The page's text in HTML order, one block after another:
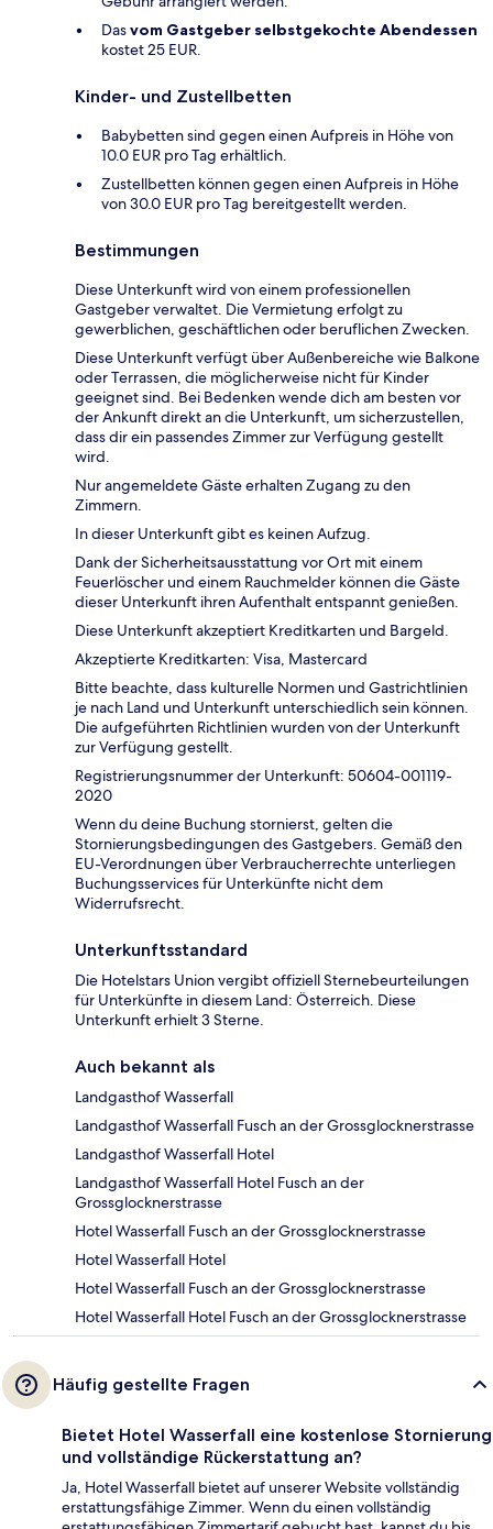
Dasvom Gastgeber selbstgekochte Abendessen
kostet 25 EUR.
Kinder- und Zustellbetten
Babybetten sind gegen einen Aufpreis in Höhe von
10.0 EUR pro Tag erhältlich.
Zustellbetten können gegen einen Aufpreis in Höhe
von 30.0 EUR pro Tag bereitgestellt werden.
Bestimmungen
Diese Unterkunft wird von einem professionellen
Gastgeber verwaltet. Die Vermietung erfolgt zu
gewerblichen, geschäftlichen oder beruflichen Zwecken.
Diese Unterkunft verfügt über Außenbereiche wie Balkone
oder Terrassen, die möglicherweise nicht für Kinder
geeignet sind. Bei Bedenken wende dich am besten vor
der Ankunft direkt an die Unterkunft, um sicherzustellen,
dass dir ein passendes Zimmer zur Verfügung gestellt
wird.
Nur angemeldete Gäste erhalten Zugang zu den
Zimmern.
In dieser Unterkunft gibt es keinen Aufzug.
Dank der Sicherheitsausstattung vor Ort mit einem
Feuerlöscher und einem Rauchmelder können die Gäste
dieser Unterkunft ihren Aufenthalt entspannt genießen.
Diese Unterkunft akzeptiert Kreditkarten und Bargeld.
Akzeptierte Kreditkarten: Visa, Mastercard
Bitte beachte, dass kulturelle Normen und Gastrichtlinien
je nach Land und Unterkunft unterschiedlich sein können.
Die aufgeführten Richtlinien wurden von der Unterkunft
zur Verfügung gestellt.
Registrierungsnummer der Unterkunft: 50604-001119-
2020
Wenn du deine Buchung stornierst, gelten die
Stornierungsbedingungen des Gastgebers. Gemäß den
EU-Verordnungen über Verbraucherrechte unterliegen
Buchungsservices für Unterkünfte nicht dem
Widerrufsrecht.
Unterkunftsstandard
Die Hotelstars Union vergibt offiziell Sternebeurteilungen
für Unterkünfte in diesem Land: Österreich. Diese
Unterkunft erhielt 3 Sterne.
Auch bekannt als
Landgasthof Wasserfall
Landgasthof Wasserfall Fusch an der Grossglocknerstrasse
Landgasthof Wasserfall Hotel
Landgasthof Wasserfall Hotel Fusch an der
Grossglocknerstrasse
Hotel Wasserfall Fusch an der Grossglocknerstrasse
Hotel Wasserfall Hotel
Hotel Wasserfall Fusch an der Grossglocknerstrasse
Hotel Wasserfall Hotel Fusch an der Grossglocknerstrasse
Häufig gestellte Fragen
Bietet Hotel Wasserfall eine kostenlose Stornierung
und vollständige Rückerstattung an?
Ja, Hotel Wasserfall bietet auf unserer Website vollständig
erstattungsfähige Zimmer. Wenn du einen vollständig